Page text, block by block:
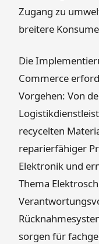
Zugang zu
breitere
Die
Commerce
Vorgehen: Von
recycelten
reparierfähiger
Elektronik und
Thema
sorgen für